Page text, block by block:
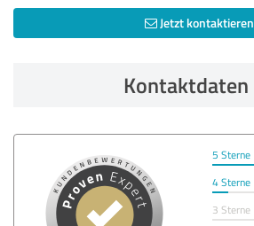
Jetzt kontaktieren
Kontaktdaten
5 Sterne
4 Sterne
3 Sterne